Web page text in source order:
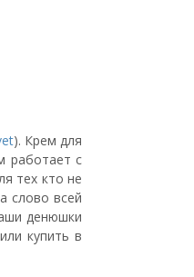
). Крем для
работает с
тех кто не
слово всей
денюшки
купить в